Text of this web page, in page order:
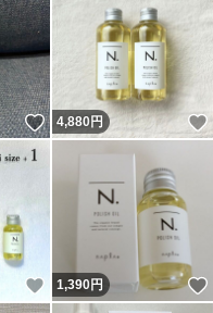
いいね！
4,880円
いいね！
1,390円